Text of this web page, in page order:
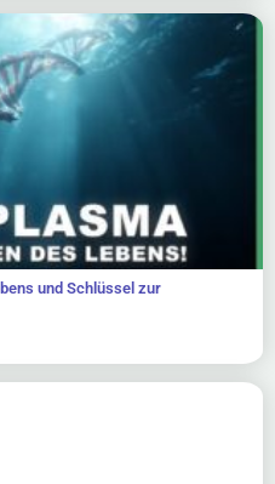
und Schlüssel zur